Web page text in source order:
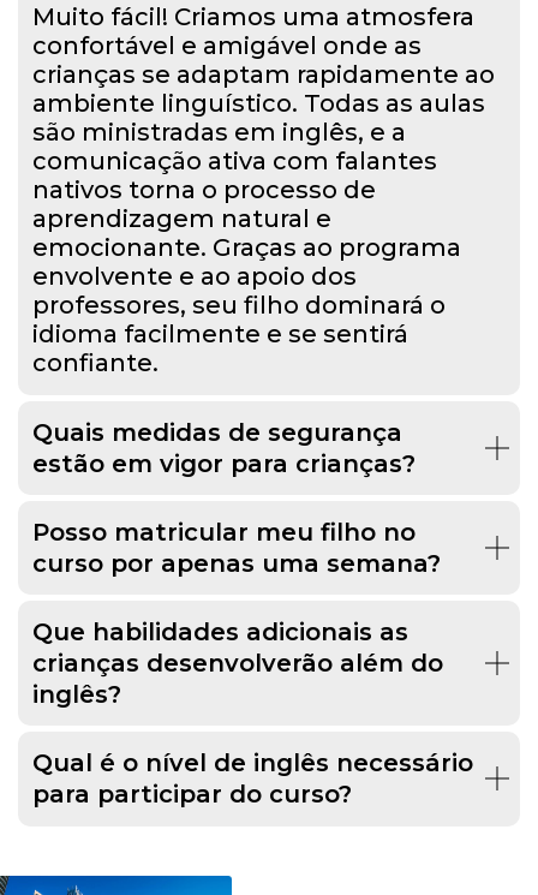
Muito fácil! Criamos uma atmosfera
confortável e amigável onde as
crianças se adaptam rapidamente ao
ambiente linguístico. Todas as aulas
são ministradas em inglês, e a
comunicação ativa com falantes
nativos torna o processo de
aprendizagem natural e
emocionante. Graças ao programa
envolvente e ao apoio dos
professores, seu filho dominará o
idioma facilmente e se sentirá
confiante.
Quais medidas de segurança
estão em vigor para crianças?
Posso matricular meu filho no
curso por apenas uma semana?
Que habilidades adicionais as
crianças desenvolverão além do
inglês?
Qual é o nível de inglês necessário
para participar do curso?